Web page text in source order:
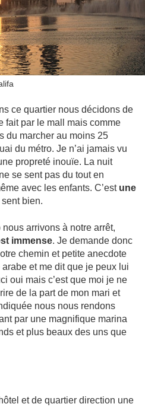
ce quartier nous décidons de
fait par le mall mais comme
du marcher au moins 25
du métro. Je n’ai jamais vu
propreté inouïe. La nuit
se sent pas du tout en
avec les enfants. C’estune
sent bien.
arrivons à notre arrêt,
immense. Je demande donc
chemin et petite anecdote
et me dit que je peux lui
oui mais c’est que moi je ne
de la part de mon mari et
nous nous rendons
par une magnifique marina
et plus beaux des uns que
et de quartier direction une